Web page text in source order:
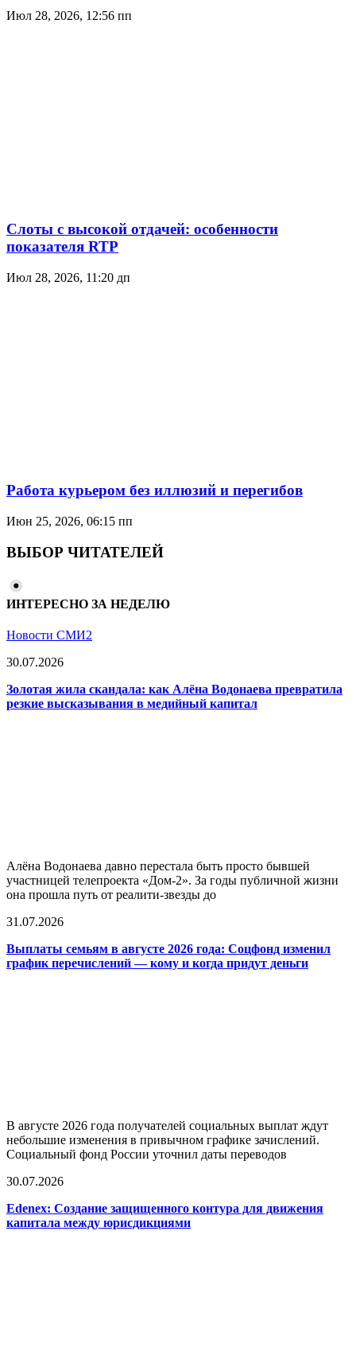
Июл 28, 2026, 12:56 пп
Слоты с высокой отдачей: особенности
показателя RTP
Июл 28, 2026, 11:20 дп
Работа курьером без иллюзий и перегибов
Июн 25, 2026, 06:15 пп
ВЫБОР ЧИТАТЕЛЕЙ
ИНТЕРЕСНО ЗА НЕДЕЛЮ
Новости СМИ2
30.07.2026
Золотая жила скандала: как Алёна Водонаева превратила
резкие высказывания в медийный капитал
Алёна Водонаева давно перестала быть просто бывшей
участницей телепроекта «Дом-2». За годы публичной жизни
она прошла путь от реалити-звезды до
31.07.2026
Выплаты семьям в августе 2026 года: Соцфонд изменил
график перечислений — кому и когда придут деньги
В августе 2026 года получателей социальных выплат ждут
небольшие изменения в привычном графике зачислений.
Социальный фонд России уточнил даты переводов
30.07.2026
Edenex: Создание защищенного контура для движения
капитала между юрисдикциями